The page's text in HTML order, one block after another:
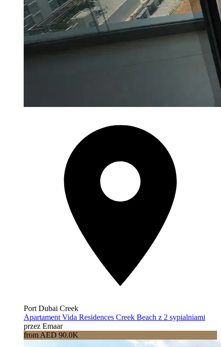
Port Dubai Creek
Apartament Vida Residences Creek Beach z 2 sypialniami
przez Emaar
from AED 90.0K